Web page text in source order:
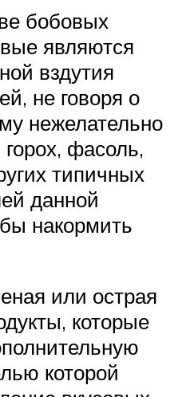
бобовых
являются
вздутия
не говоря о
нежелательно
фасоль,
типичных
данной
накормить
или острая
которые
которой